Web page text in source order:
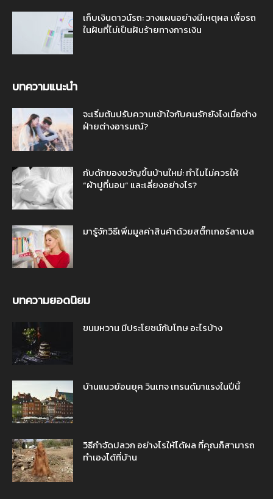
เก็บเงินดาวน์รถ: วางแผนอย่างมีเหตุผล เพื่อรถ
ในฝันที่ไม่เป็นฝันร้ายทางการเงิน
บทความแนะนำ
จะเริ่มต้นปรับความเข้าใจกับคนรักยังไงเมื่อต่าง
ฝ่ายต่างอารมณ์?
กับดักของขวัญขึ้นบ้านใหม่: ทำไมไม่ควรให้
“ผ้าปูที่นอน” และเลี่ยงอย่างไร?
มารู้จักวิธีเพิ่มมูลค่าสินค้าด้วยสติ๊กเกอร์ลาเบล
บทความยอดนิยม
ขนมหวาน มีประโยชน์กับโทษ อะไรบ้าง
บ้านแนวย้อนยุค วินเทจ เทรนด์มาแรงในปีนี้
วิธีกำจัดปลวก อย่างไรให้ได้ผล ที่คุณก็สามารถ
ทำเองได้ที่บ้าน